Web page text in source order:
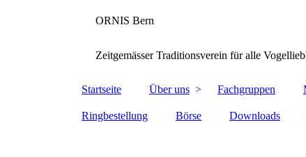
ORNIS Bern
Zeitgemässer Traditionsverein für alle
Startseite Über uns Fachgruppen
Ringbestellung Börse Downloads